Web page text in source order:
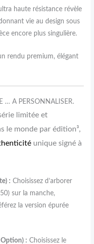
haute résistance révèle
vie au design sous
encore plus singulière.
rendu premium, élégant
… A PERSONNALISER.
limitée et
le monde par édition³,
unique signé à
: Choisissez d’arborer
sur la manche,
la version épurée
: Choisissez le